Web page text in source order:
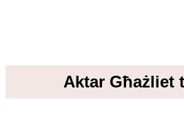
Aktar Għażliet